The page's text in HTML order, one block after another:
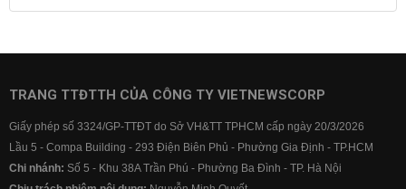
Lãi suất tiết kiệm
Lãi suất tiền gửi
Lãi suất ngân hàng BIDV
Lãi suất ngân hàng Vietcombank
TRANG TTĐTTH CỦA CÔNG TY VIETNEWSCORP
Giấy phép số 3324/GP-TTĐT do Sở VH&TT TPHCM cấp ngày 20/3/2026
Lầu 5 - Compa Building - 293 Điện Biên Phủ - Phường Gia Định - TP.HCM
Chi nhánh: Số 5 - Khu 38A Trần Phú - Phường Ba Đình - TP. Hà Nội